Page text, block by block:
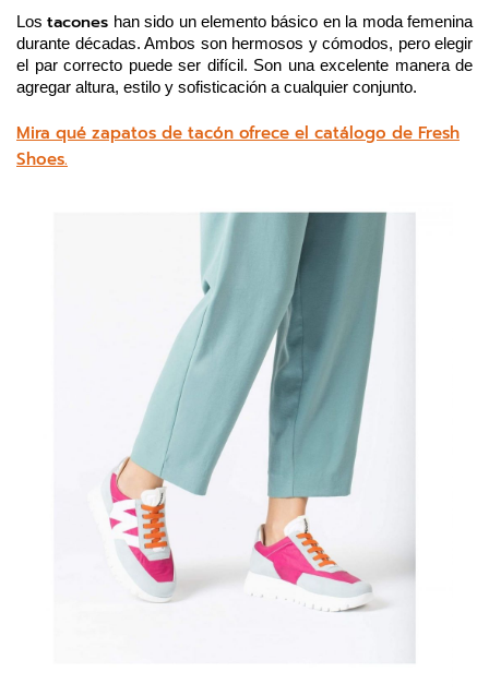
Los tacones han sido un elemento básico en la moda femenina
durante décadas. Ambos son hermosos y cómodos, pero elegir
el par correcto puede ser difícil. Son una excelente manera de
agregar altura, estilo y sofisticación a cualquier conjunto.
Mira qué zapatos de tacón ofrece el catálogo de Fresh
Shoes.